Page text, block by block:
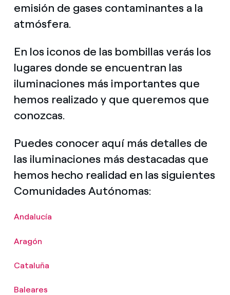
emisión de gases contaminantes a la
atmósfera.
En los iconos de las bombillas verás los
lugares donde se encuentran las
iluminaciones más importantes que
hemos realizado y que queremos que
conozcas.
Puedes conocer aquí más detalles de
las iluminaciones más destacadas que
hemos hecho realidad en las siguientes
Comunidades Autónomas:
Andalucía
Aragón
Cataluña
Baleares